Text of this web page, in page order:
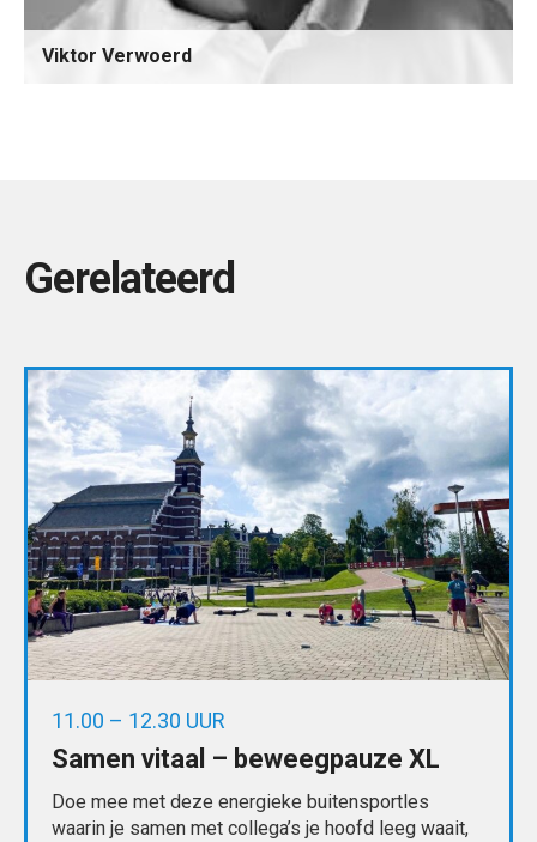
Viktor Verwoerd
Gerelateerd
11.00 – 12.30 UUR
Samen vitaal – beweegpauze XL
Doe mee met deze energieke buitensportles
waarin je samen met collega’s je hoofd leeg waait,